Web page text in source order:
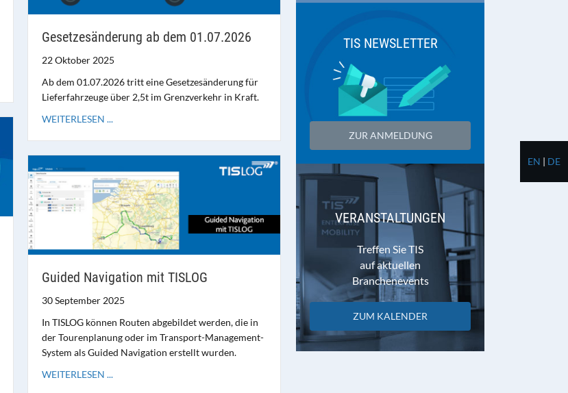
Gesetzesänderung ab dem 01.07.2026
22 Oktober 2025
Ab dem 01.07.2026 tritt eine Gesetzesänderung für
Lieferfahrzeuge über 2,5t im Grenzverkehr in Kraft.
WEITERLESEN ...
Guided Navigation mit TISLOG
30 September 2025
In TISLOG können Routen abgebildet werden, die in
der Tourenplanung oder im Transport-Management-
System als Guided Navigation erstellt wurden.
WEITERLESEN ...
TIS NEWSLETTER
ZUR ANMELDUNG
VERANSTALTUNGEN
Treffen Sie TIS
auf aktuellen
Branchenevents
ZUM KALENDER
EN | DE